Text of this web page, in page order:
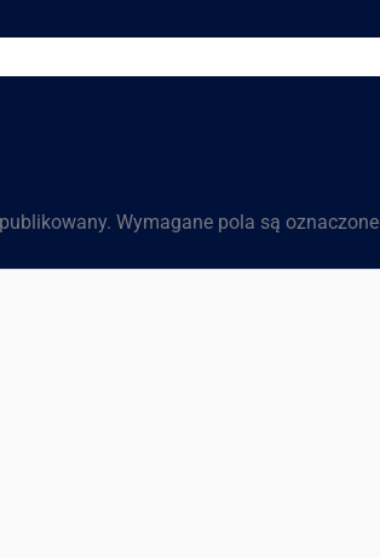
Wymagane pola są oznaczone